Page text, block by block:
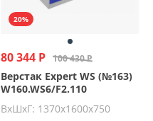
20%
80 344 Р 100 430 Р
Верстак Expert WS (№163)
W160.WS6/F2.110
ВхШхГ: 1370х1600х750